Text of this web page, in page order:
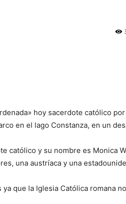
hoy sacerdote católico
en el lago Constanza, en un
católico y su nombre es Monica
una austríaca y una
que la Iglesia Católica romana